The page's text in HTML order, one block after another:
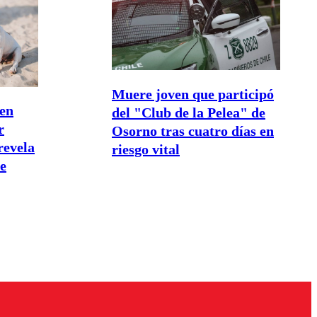
Muere joven que participó
del "Club de la Pelea" de
Osorno tras cuatro días en
riesgo vital